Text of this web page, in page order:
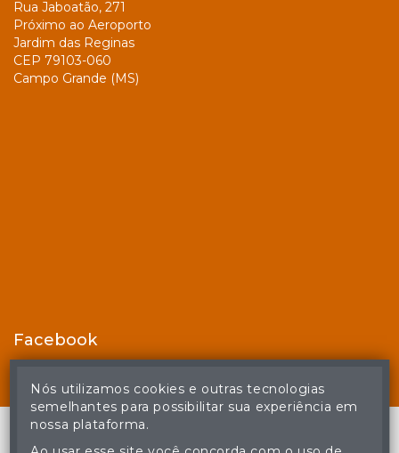
Rua Jaboatão, 271
Próximo ao Aeroporto
Jardim das Reginas
CEP 79103-060
Campo Grande (MS)
Facebook
Nós utilizamos cookies e outras tecnologias
semelhantes para possibilitar sua experiência em
nossa plataforma.